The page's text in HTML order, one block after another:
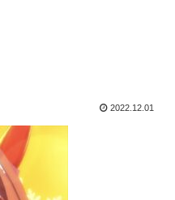
2022.12.01